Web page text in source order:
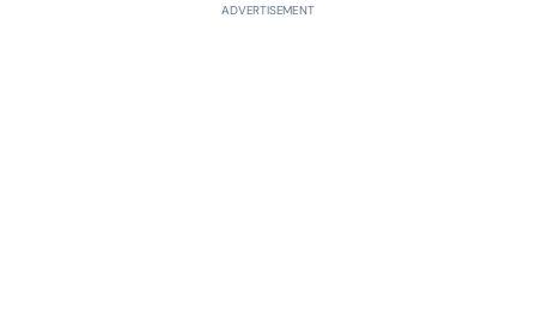
ADVERTISEMENT